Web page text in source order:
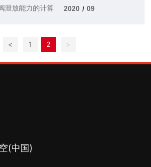
泄放能力的计算
2020 / 09
< 1 2 >
(中国)